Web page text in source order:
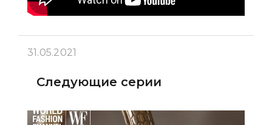
31.05.2021
Следующие серии